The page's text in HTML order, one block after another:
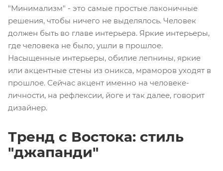
"Минимализм" - это самые простые лаконичные
решения, чтобы ничего не выделялось. Человек
должен быть во главе интерьера. Яркие интерьеры,
где человека не было, ушли в прошлое.
Насыщенные интерьеры, обилие лепнины, яркие
или акцентные стены из оникса, мраморов уходят в
прошлое. Сейчас акцент именно на человеке-
личности, на рефлексии, йоге и так далее, говорит
дизайнер.
Тренд с Востока: стиль
"джапанди"